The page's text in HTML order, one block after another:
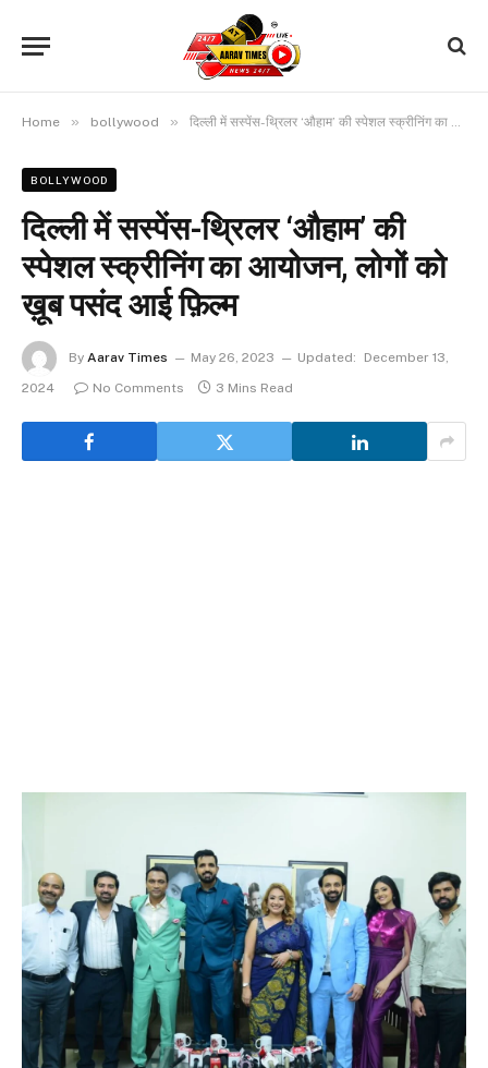
Home » bollywood » दिल्ली में सस्पेंस-थ्रिलर ‘औहाम’ की स्पेशल स्क्रीनिंग का आयोजन, लोगों को ख़ूब पसंद आई फ़िल्म‌
BOLLYWOOD
दिल्ली में सस्पेंस-थ्रिलर ‘औहाम’ की
स्पेशल स्क्रीनिंग का आयोजन, लोगों को
ख़ूब पसंद आई फ़िल्म‌
By Aarav Times May 26, 2023 Updated:
December 13,
2024
No Comments 3 Mins Read